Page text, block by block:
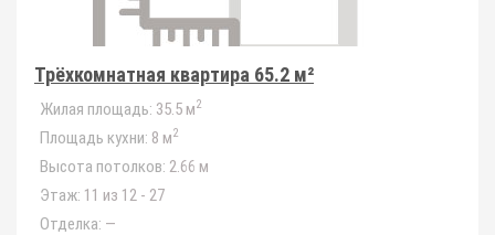
Трёхкомнатная квартира 65.2 м²
Жилая площадь: 35.5 м2
Площадь кухни: 8 м2
Высота потолков: 2.66 м
Этаж: 11 из 12 - 27
Отделка: —